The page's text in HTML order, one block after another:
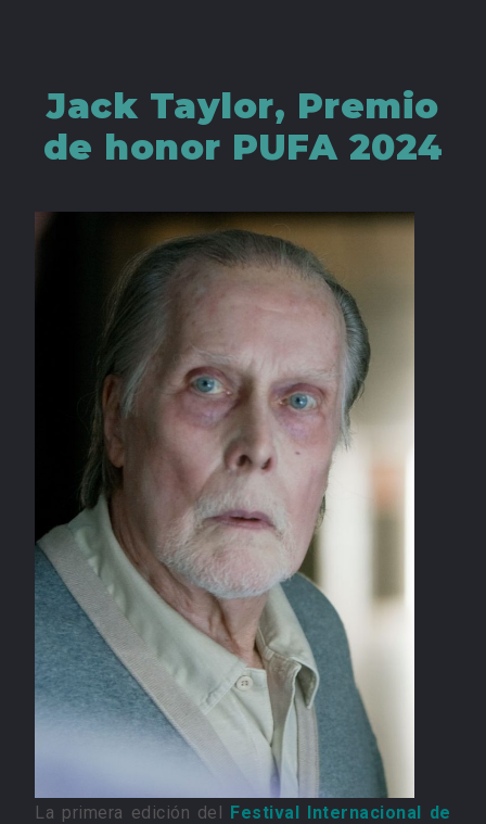
Jack Taylor, Premio
de honor PUFA 2024
La primera edición del Festival Internacional de